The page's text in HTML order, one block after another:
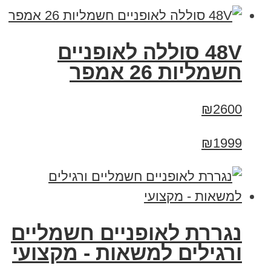
48V סוללה לאופניים
חשמליות 26 אמפר
₪2600
₪1999
נגררת לאופניים חשמליים
ורגילים למשאות - מקצועי